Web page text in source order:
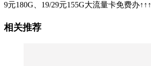
9元180G、19/29元155G大流量卡免费办↑↑↑
相关推荐